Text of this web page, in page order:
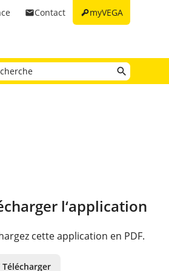
keymyVEGA
emailContact
l‘application
cette application en PDF.
Télécharger